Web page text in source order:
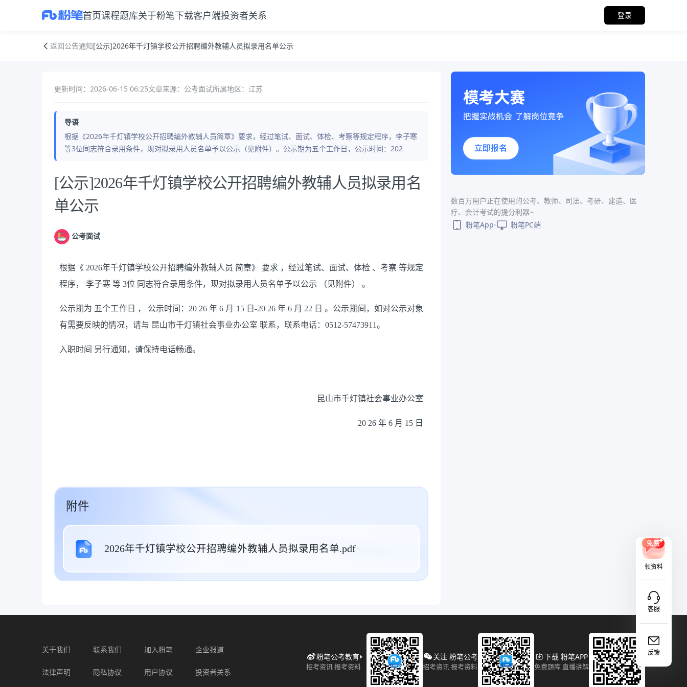
首页课程题库关于粉笔下载客户端投资者关系 登录
返回公告通知[公示]2026年千灯镇学校公开招聘编外教辅人员拟录用名单公示
更新时间：2026-06-15 06:25文章来源：公考面试所属地区：江苏
导语
根据《2026年千灯镇学校公开招聘编外教辅人员简章》要求，经过笔试、面试、体检、考察等规定程序，李子寒
等3位同志符合录用条件，现对拟录用人员名单予以公示（见附件）。公示期为五个工作日，公示时间：202
公告正文
[公示]2026年千灯镇学校公开招聘编外教辅人员拟录用名
单公示
公考面试
根据《 2026年千灯镇学校公开招聘编外教辅人员 简章》 要求 ，经过笔试、面试、体检 、考察 等规定
程序， 李子寒 等 3位 同志符合录用条件，现对拟录用人员名单予以公示 （见附件） 。
公示期为 五个工作日 ， 公示时间：20 26年6 月 15 日-20 26 年 6 月 22 日。公示期间，如对公示对象
有需要反映的情况，请与 昆山市千灯镇社会事业办公室 联系，联系电话：0512-57473911。
入职时间 另行通知，请保持电话畅通。
昆山市千灯镇社会事业办公室
20 26 年 6 月 15 日
附件
2026年千灯镇学校公开招聘编外教辅人员拟录用名单.pdf
数百万用户正在使用的公考、教师、司法、考研、建造、医
疗、会计考试的提分利器~
粉笔App
粉笔PC端
领资料
客服
反馈
关于我们 联系我们 加入粉笔 企业报道
法律声明 隐私协议 用户协议 投资者关系
粉笔公考教育
招考资讯 报考资料
关注 粉笔公考
招考资讯 报考资料
下载 粉笔APP
免费题库 直播讲解